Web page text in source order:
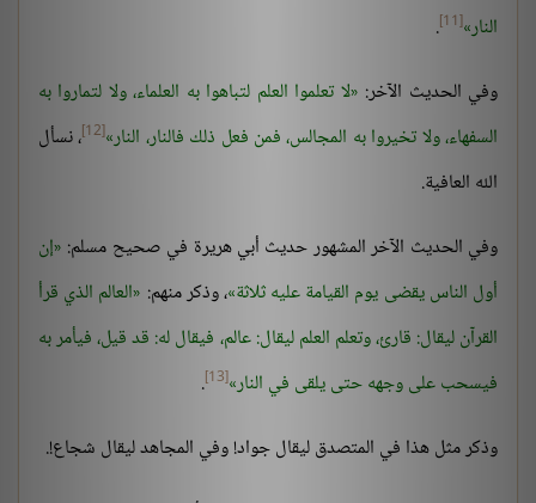
النار [11]
.
وفي الحديث الآخر: لا تعلموا العلم لتباهوا به العلماء، ولا لتماروا به
السفهاء، ولا تخيروا به المجالس، فمن فعل ذلك فالنار، النار [12]
، نسأل
الله العافية.
وفي الحديث الآخر المشهور حديث أبي هريرة في صحيح مسلم: إن
أول الناس يقضى يوم القيامة عليه ثلاثة ، وذكر منهم: العالم الذي قرأ
القرآن ليقال: قارئ، وتعلم العلم ليقال: عالم، فيقال له: قد قيل، فيأمر به
فيسحب على وجهه حتى يلقى في النار [13]
.
وذكر مثل هذا في المتصدق ليقال جواد! وفي المجاهد ليقال شجاع!.